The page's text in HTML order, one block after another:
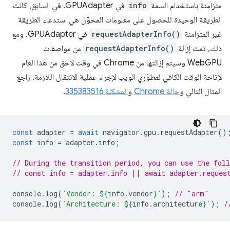
متزامنة باستخدام السمة info
في GPUAdapter. في السابق، كانت
الطريقة الوحيدة للحصول على معلومات المحوّل هي استدعاء الطريقة
غير المتزامنة requestAdapterInfo()
في GPUAdapter. ومع
ذلك، تمت إزالة requestAdapterInfo() من مواصفات
WebGPU وسيتم إزالتها من Chrome في وقت لاحق من هذا العام
لإتاحة الوقت الكافي لمطوّري الويب لإجراء عملية الانتقال اللازمة. راجِع
المثال التالي وحالة Chrome والمشكلة 335383516 .
const adapter = await navigator .gpu . requestAdapter
const info = adapter . info ;
// During the transition period, you can use the
// const info = adapter.info || await
console. log( `Vendor: ${info .vendor} ` );
// "arm"
console. log( `Architecture: ${info .architecture} ` );